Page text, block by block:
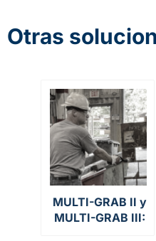
Otras
MULTI-GRAB II y
MULTI-GRAB III: